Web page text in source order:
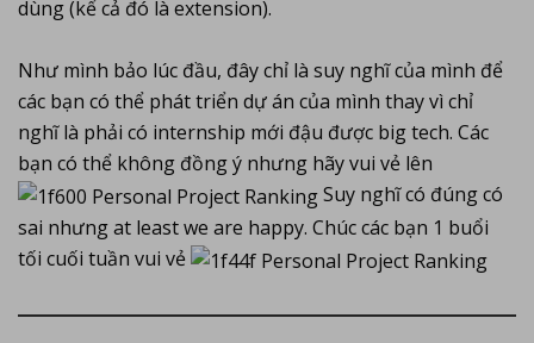
dùng (kể cả đó là extension).
Như mình bảo lúc đầu, đây chỉ là suy nghĩ của mình để
các bạn có thể phát triển dự án của mình thay vì chỉ
nghĩ là phải có internship mới đậu được big tech. Các
bạn có thể không đồng ý nhưng hãy vui vẻ lên
Suy nghĩ có đúng có
sai nhưng at least we are happy. Chúc các bạn 1 buổi
tối cuối tuần vui vẻ